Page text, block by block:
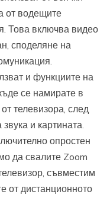
от водещите
Това включва видео
споделяне на
и функциите на
се намирате в
телевизора, след
и картината.
опростен
да свалите Zoom
съвместим
от дистанционното